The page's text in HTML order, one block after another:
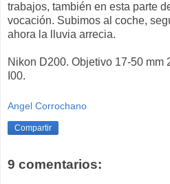
trabajos, también en esta parte
vocación. Subimos al coche,
ahora la lluvia arrecia.
Nikon D200. Objetivo 17-50 mm
I00.
Angel Corrochano
Compartir
9 comentarios: